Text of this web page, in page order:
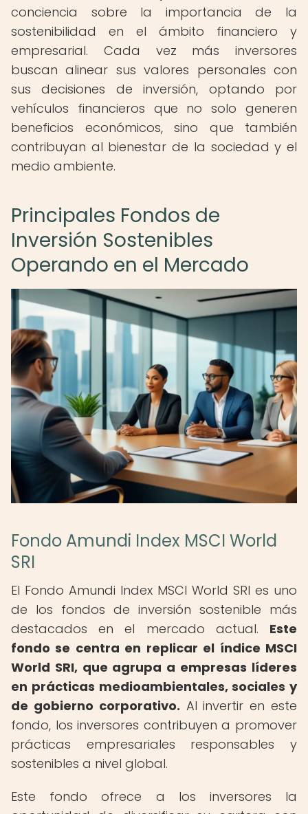
conciencia sobre la importancia de la
sostenibilidad en el ámbito financiero y
empresarial. Cada vez más inversores
buscan alinear sus valores personales con
sus decisiones de inversión, optando por
vehículos financieros que no solo generen
beneficios económicos, sino que también
contribuyan al bienestar de la sociedad y el
medio ambiente.
Principales Fondos de
Inversión Sostenibles
Operando en el Mercado
Fondo Amundi Index MSCI World
SRI
El Fondo Amundi Index MSCI World SRI es uno
de los fondos de inversión sostenible más
destacados en el mercado actual. Este
fondo se centra en replicar el índice MSCI
World SRI, que agrupa a empresas líderes
en prácticas medioambientales, sociales y
de gobierno corporativo. Al invertir en este
fondo, los inversores contribuyen a promover
prácticas empresariales responsables y
sostenibles a nivel global.
Este fondo ofrece a los inversores la